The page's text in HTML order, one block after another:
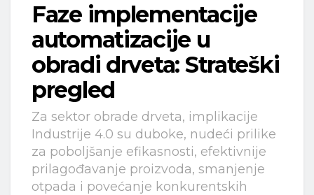
Faze implementacije
automatizacije u
obradi drveta: Strateški
pregled
Za sektor obrade drveta, implikacije
Industrije 4.0 su duboke, nudeći prilike
za poboljšanje efikasnosti, efektivnije
prilagođavanje proizvoda, smanjenje
otpada i povećanje konkurentskih